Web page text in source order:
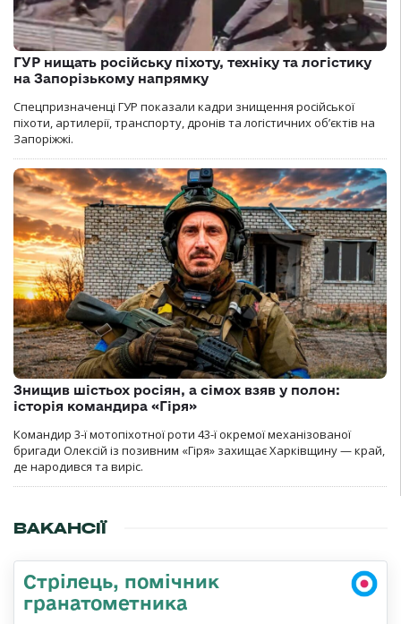
ГУР нищать російську піхоту, техніку та логістику
на Запорізькому напрямку
Спецпризначенці ГУР показали кадри знищення російської
піхоти, артилерії, транспорту, дронів та логістичних об’єктів на
Запоріжжі.
Знищив шістьох росіян, а сімох взяв у полон:
історія командира «Гіря»
Командир 3-ї мотопіхотної роти 43-ї окремої механізованої
бригади Олексій із позивним «Гіря» захищає Харківщину — край,
де народився та виріс.
ВАКАНСІЇ
Стрілець, помічник
гранатометника